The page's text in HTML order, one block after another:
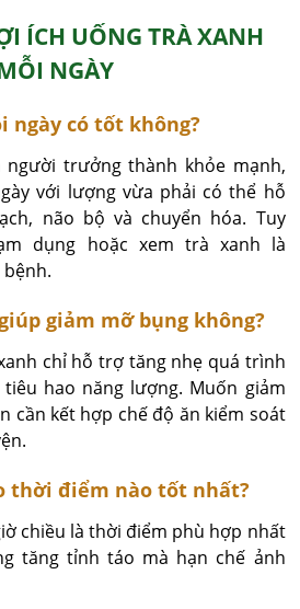
ÍCH UỐNG TRÀ XANH
NGÀY
ngày có tốt không?
trưởng thành khỏe mạnh,
với lượng vừa phải có thể hỗ
não bộ và chuyển hóa. Tuy
dụng hoặc xem trà xanh là
giảm mỡ bụng không?
chỉ hỗ trợ tăng nhẹ quá trình
hao năng lượng. Muốn giảm
cần kết hợp chế độ ăn kiểm soát
thời điểm nào tốt nhất?
chiều là thời điểm phù hợp nhất
tăng tỉnh táo mà hạn chế ảnh